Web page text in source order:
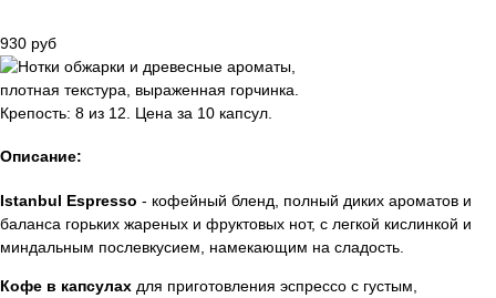
930 руб
Описание:
Istanbul Espresso - кофейный бленд, полный диких ароматов и
баланса горьких жареных и фруктовых нот, с легкой кислинкой и
миндальным послевкусием, намекающим на сладость.
Кофе в капсулах для приготовления эспрессо с густым,